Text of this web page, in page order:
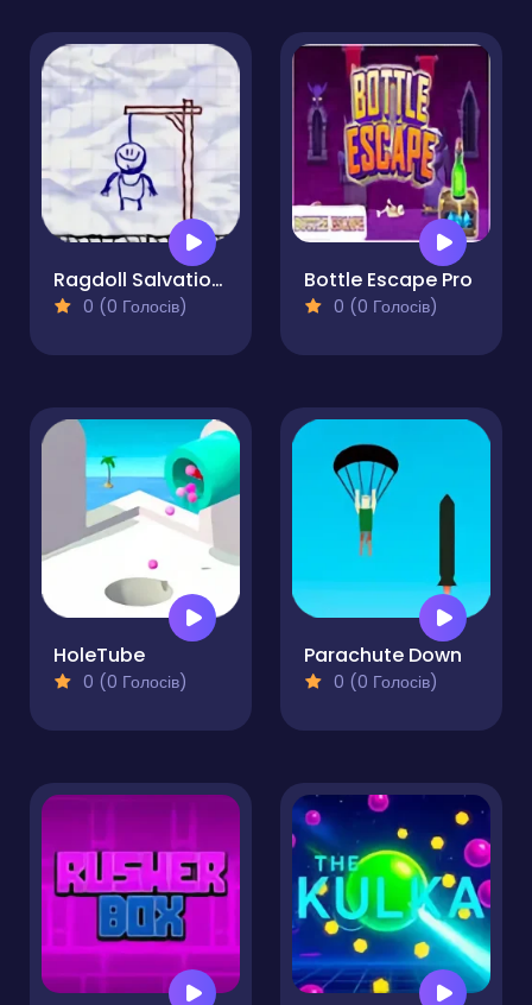
Ragdoll Salvation - Bow Master
0 (0 Голосів)
Bottle Escape Pro
0 (0 Голосів)
HoleTube
0 (0 Голосів)
Parachute Down
0 (0 Голосів)